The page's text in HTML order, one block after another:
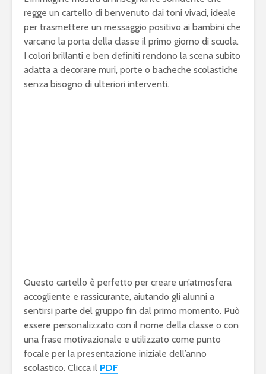
regge un cartello di benvenuto dai toni vivaci, ideale
per trasmettere un messaggio positivo ai bambini che
varcano la porta della classe il primo giorno di scuola.
I colori brillanti e ben definiti rendono la scena subito
adatta a decorare muri, porte o bacheche scolastiche
senza bisogno di ulteriori interventi.
Questo cartello è perfetto per creare un’atmosfera
accogliente e rassicurante, aiutando gli alunni a
sentirsi parte del gruppo fin dal primo momento. Può
essere personalizzato con il nome della classe o con
una frase motivazionale e utilizzato come punto
focale per la presentazione iniziale dell’anno
scolastico. Clicca il PDF